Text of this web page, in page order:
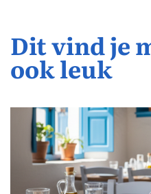
Dit vind je
ook leuk